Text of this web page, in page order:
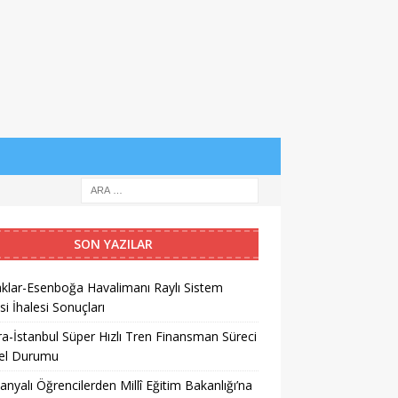
SON YAZILAR
Esenboğa Havalimanı Raylı Sistem
İhalesi Sonuçları
İstanbul Süper Hızlı Tren Finansman Süreci
Durumu
Öğrencilerden Millî Eğitim Bakanlığı’na